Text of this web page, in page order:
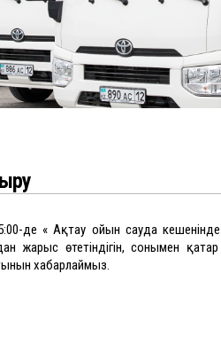
де « Ақтау ойын сауда
өтетіндігін, сонымен
хабарлаймыз.